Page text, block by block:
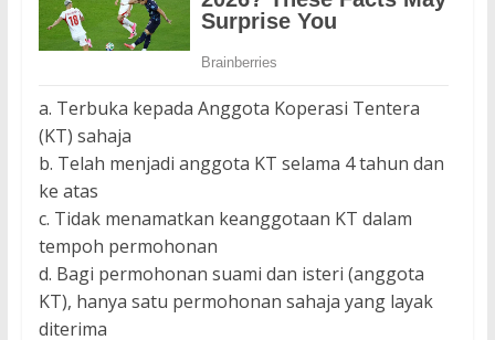
a. Terbuka kepada Anggota Koperasi Tentera
(KT) sahaja
b. Telah menjadi anggota KT selama 4 tahun dan
ke atas
c. Tidak menamatkan keanggotaan KT dalam
tempoh permohonan
d. Bagi permohonan suami dan isteri (anggota
KT), hanya satu permohonan sahaja yang layak
diterima